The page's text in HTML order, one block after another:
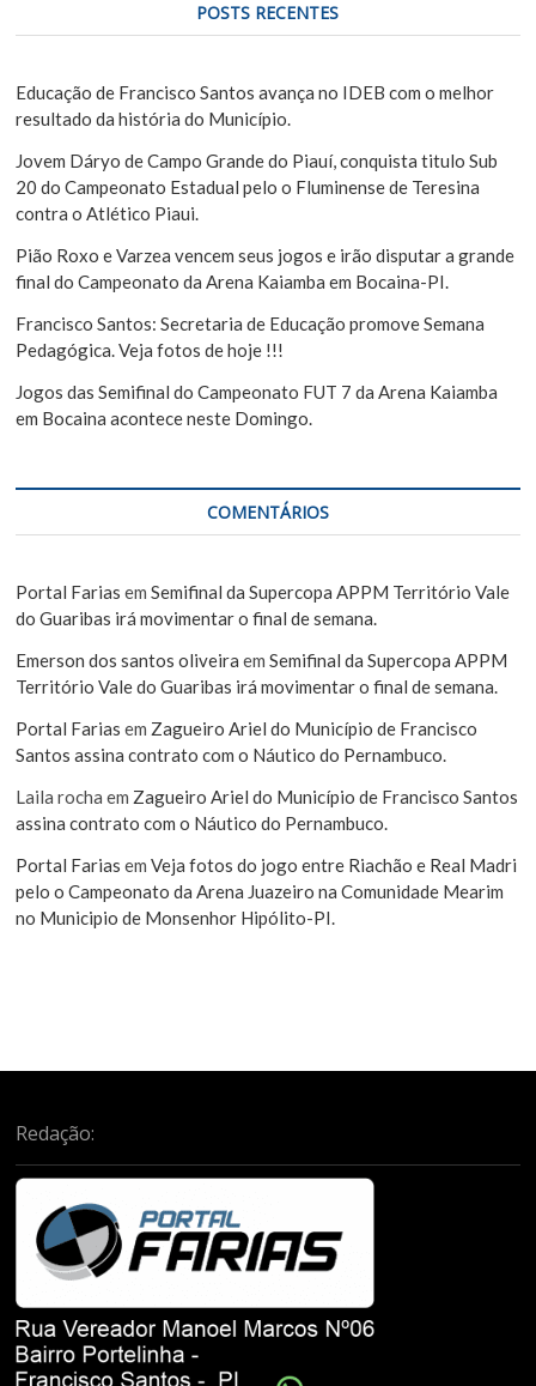
P
o
s
t
i
a
POSTS RECENTES
Educação de Francisco Santos avança no IDEB com o melhor
resultado da história do Município.
Jovem Dáryo de Campo Grande do Piauí, conquista titulo Sub
20 do Campeonato Estadual pelo o Fluminense de Teresina
contra o Atlético Piaui.
Pião Roxo e Varzea vencem seus jogos e irão disputar a grande
final do Campeonato da Arena Kaiamba em Bocaina-PI.
Francisco Santos: Secretaria de Educação promove Semana
Pedagógica. Veja fotos de hoje !!!
Jogos das Semifinal do Campeonato FUT 7 da Arena Kaiamba
em Bocaina acontece neste Domingo.
COMENTÁRIOS
Portal Farias emSemifinal da Supercopa APPM Território Vale
do Guaribas irá movimentar o final de semana.
Emerson dos santos oliveira emSemifinal da Supercopa APPM
Território Vale do Guaribas irá movimentar o final de semana.
Portal Farias em Zagueiro Ariel do Município de Francisco
Santos assina contrato com o Náutico do Pernambuco.
Laila rocha em Zagueiro Ariel do Município de Francisco Santos
assina contrato com o Náutico do Pernambuco.
Portal Farias emVeja fotos do jogo entre Riachão e Real Madri
pelo o Campeonato da Arena Juazeiro na Comunidade Mearim
no Municipio de Monsenhor Hipólito-PI.
Redação: